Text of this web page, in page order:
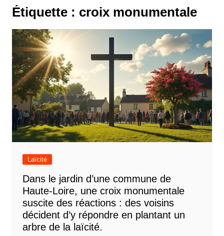
Étiquette : croix monumentale
Laïcité
Dans le jardin d’une commune de
Haute-Loire, une croix monumentale
suscite des réactions : des voisins
décident d’y répondre en plantant un
arbre de la laïcité.